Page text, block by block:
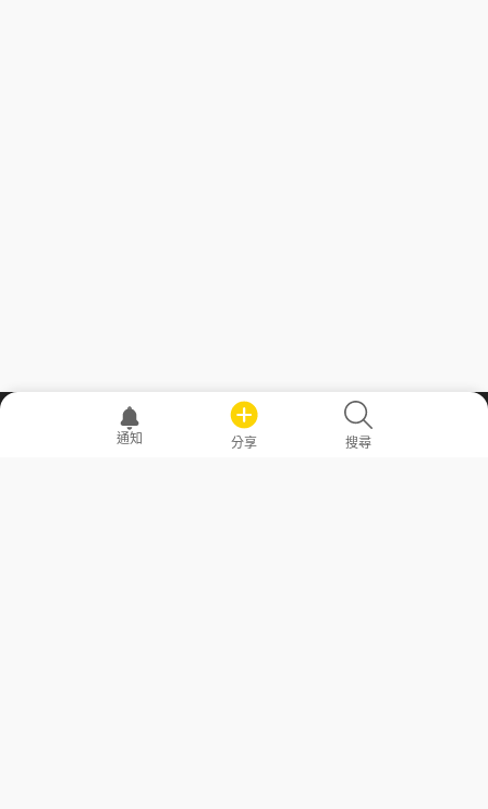
職場透明化運動
通知 分享 搜尋